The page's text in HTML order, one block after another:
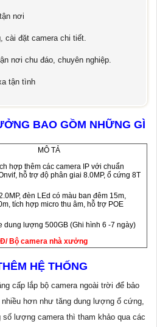
nơi
cài đặt camera chi tiết.
nơi chu đáo, chuyên nghiệp.
tận tình
BAO GỒM NHỮNG GÌ
MÔ TẢ
hợp thêm các camera IP với chuẩn
hỗ trợ độ phân giai 8.0MP, ổ cứng 8T
đèn LEd có màu ban đêm 15m,
tích hợp micro thu âm, hỗ trợ POE
dung lượng 500GB (Ghi hình 6 -7 ngày)
Bộ camera nhà xưởng
HỆ THỐNG
cấp lắp bộ camera ngoài trời để bảo
hơn như tăng dung lượng ổ cứng,
số lượng camera thì tham khảo qua các